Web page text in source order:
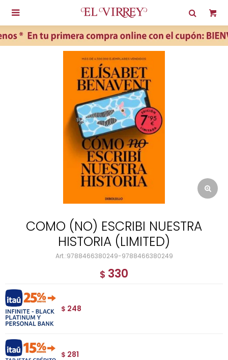

COMO (NO) ESCRIBI NUESTRA
HISTORIA (LIMITED)
9788466380249-9788466380249
$ 330
$ 248
$ 281